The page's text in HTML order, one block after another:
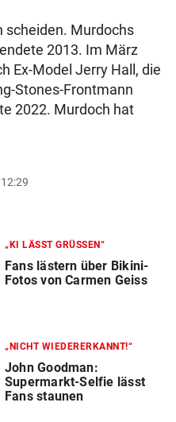
scheiden. Murdochs
2013. Im März
Ex-Model Jerry Hall, die
Stones-Frontmann
2022. Murdoch hat
„KI LÄSST GRÜSSEN“
Fans lästern über Bikini-
Fotos von Carmen Geiss
„NICHT WIEDERERKANNT!“
John Goodman:
Supermarkt-Selfie lässt
Fans staunen